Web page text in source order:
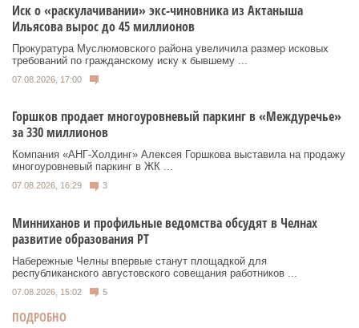
Иск о «раскулачивании» экс-чиновника из Актаныша
Ильясова вырос до 45 миллионов
Прокуратура Муслюмовского района увеличила размер исковых
требований по гражданскому иску к бывшему ...
07.08.2026, 17:00
Горшков продает многоуровневый паркинг в «Междуречье»
за 330 миллионов
Компания «АНГ-Холдинг» Алексея Горшкова выставила на продажу
многоуровневый паркинг в ЖК ...
07.08.2026, 16:29 3
Минниханов и профильные ведомства обсудят в Челнах
развитие образования РТ
Набережные Челны впервые станут площадкой для
республиканского августовского совещания работников ...
07.08.2026, 15:02 5
ПОДРОБНО